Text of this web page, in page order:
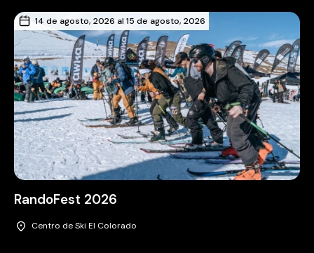
14 de agosto, 2026 al 15 de agosto, 2026
RandoFest 2026
Centro de Ski El Colorado